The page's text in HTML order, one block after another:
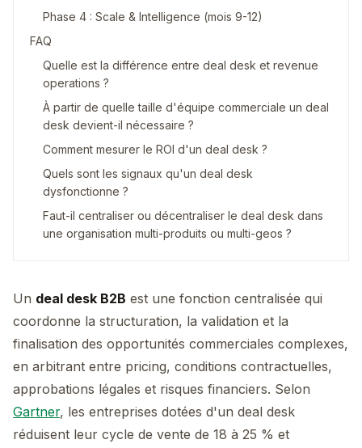
Phase 4 : Scale & Intelligence (mois 9-12)
FAQ
Quelle est la différence entre deal desk et revenue
operations ?
À partir de quelle taille d'équipe commerciale un deal
desk devient-il nécessaire ?
Comment mesurer le ROI d'un deal desk ?
Quels sont les signaux qu'un deal desk
dysfonctionne ?
Faut-il centraliser ou décentraliser le deal desk dans
une organisation multi-produits ou multi-geos ?
Un deal desk B2B est une fonction centralisée qui
coordonne la structuration, la validation et la
finalisation des opportunités commerciales complexes,
en arbitrant entre pricing, conditions contractuelles,
approbations légales et risques financiers. Selon
Gartner, les entreprises dotées d'un deal desk
réduisent leur cycle de vente de 18 à 25 % et